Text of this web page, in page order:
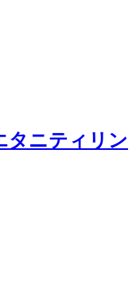
タニティリン